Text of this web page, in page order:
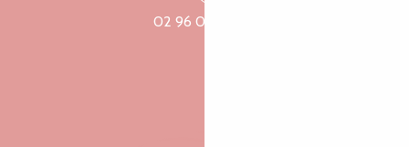
02 96 05 60 70